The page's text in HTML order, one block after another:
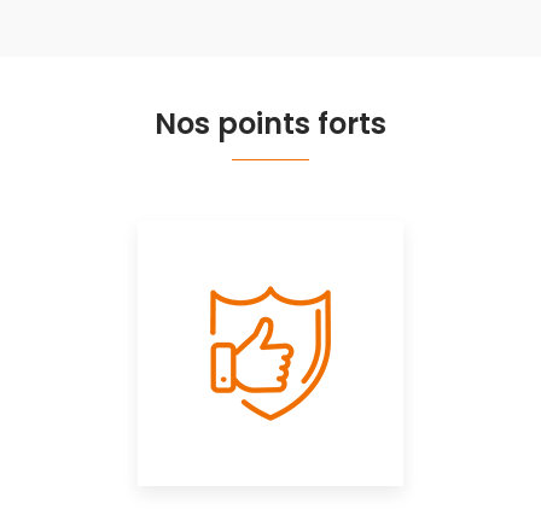
Nos points forts